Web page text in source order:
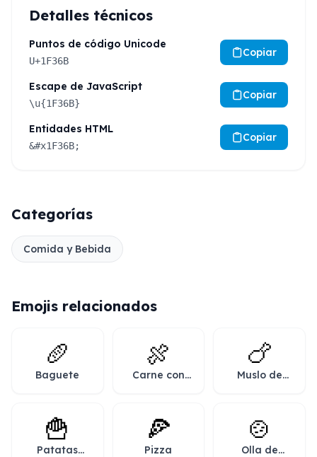
Detalles técnicos
Puntos de código Unicode
U+1F36B
Copiar
Escape de JavaScript
\u{1F36B}
Copiar
Entidades HTML
&#x1F36B;
Copiar
Categorías
Comida y Bebida
Emojis relacionados
🥖
Baguete
🍖
Carne con
🍗
Muslo de
🍟
Patatas
🍕
Pizza
🍲
Olla de